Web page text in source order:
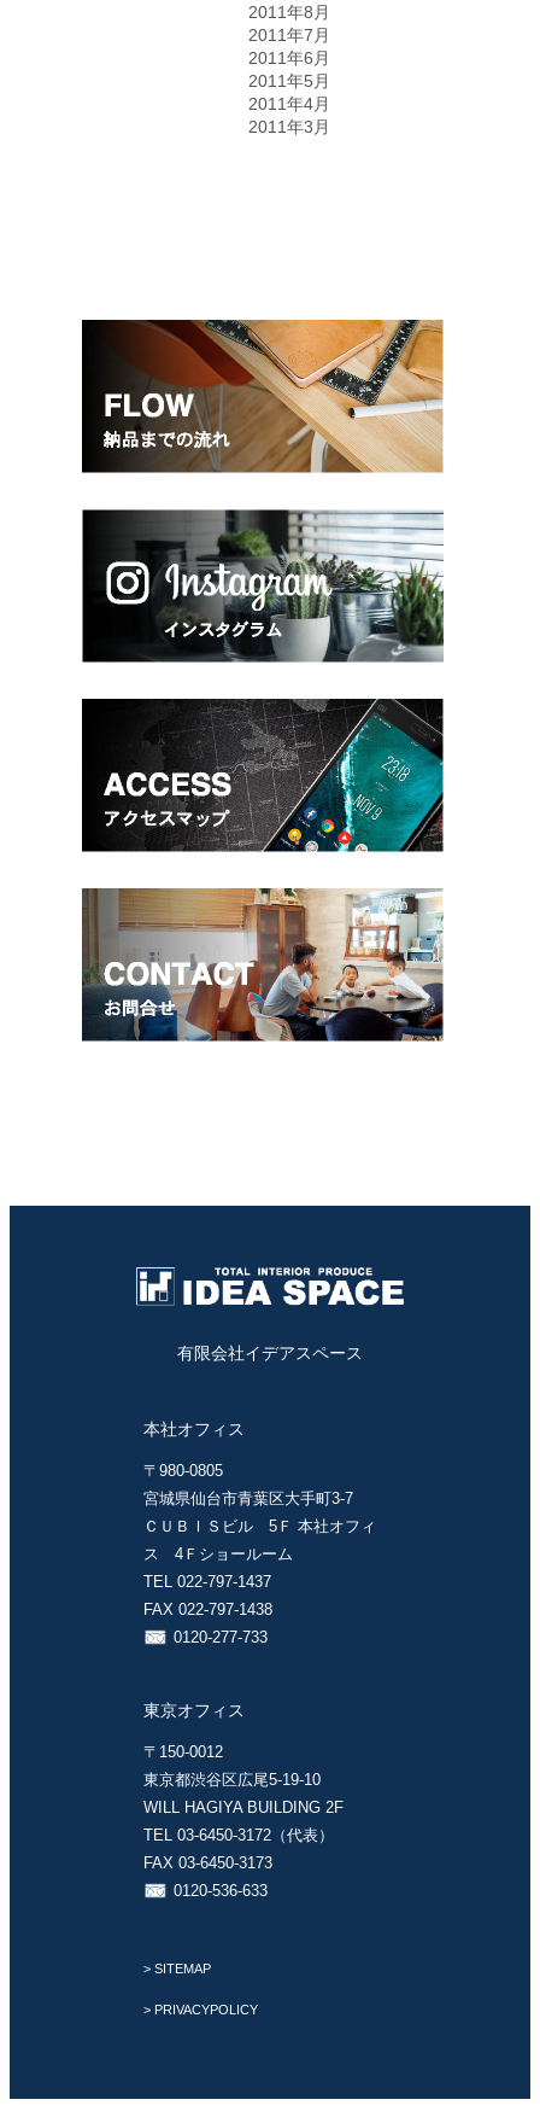
2011年8月
2011年7月
2011年6月
2011年5月
2011年4月
2011年3月
有限会社イデアスペース
本社オフィス
〒980-0805
宮城県仙台市青葉区大手町3-7
ＣＵＢＩＳビル 5Ｆ 本社オフィ
ス 4Ｆショールーム
TEL 022-797-1437
FAX 022-797-1438
0120-277-733
東京オフィス
〒150-0012
東京都渋谷区広尾5-19-10
WILL HAGIYA BUILDING 2F
TEL 03-6450-3172（代表）
FAX 03-6450-3173
0120-536-633
> SITEMAP
> PRIVACYPOLICY